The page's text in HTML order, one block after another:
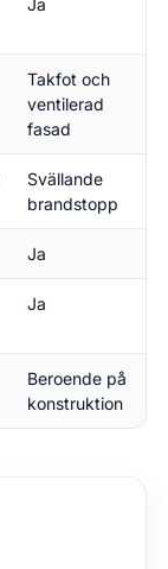
Ja
Takfot och
ventilerad
fasad
Svällande
brandstopp
Ja
Ja
Beroende på
konstruktion